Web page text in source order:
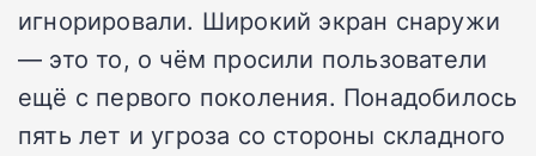
игнорировали. Широкий экран снаружи
— это то, о чём просили пользователи
ещё с первого поколения. Понадобилось
пять лет и угроза со стороны складного